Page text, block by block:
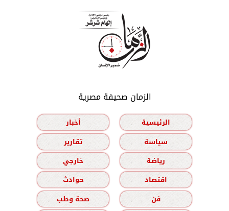
الزمان صحيفة مصرية
الرئيسية
أخبار
سياسة
تقارير
رياضة
خارجي
اقتصاد
حوادث
فن
صحة وطب